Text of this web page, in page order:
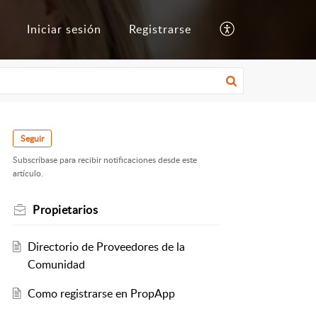
Iniciar sesión Registrarse
Seguir
Subscríbase para recibir notificaciones desde este
artículo.
Propietarios
Directorio de Proveedores de la
Comunidad
Como registrarse en PropApp